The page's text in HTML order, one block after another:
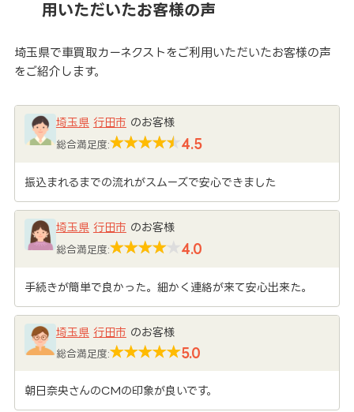
用いただいたお客様の声
埼玉県で車買取カーネクストをご利用いただいたお客様の声
をご紹介します。
埼玉県 行田市 のお客様
総合満足度: 4.5
振込まれるまでの流れがスムーズで安心できました
埼玉県 行田市 のお客様
総合満足度: 4.0
手続きが簡単で良かった。細かく連絡が来て安心出来た。
埼玉県 行田市 のお客様
総合満足度: 5.0
朝日奈央さんのCMの印象が良いです。